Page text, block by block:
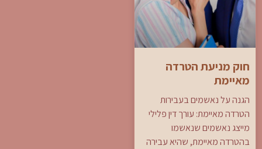
חוק מניעת הטרדה
מאיימת
הגנה על נאשמים בעבירות
הטרדה מאיימת: עורך דין פלילי
מייצג נאשמים שנאשמו
בהטרדה מאיימת, שהיא עבירה